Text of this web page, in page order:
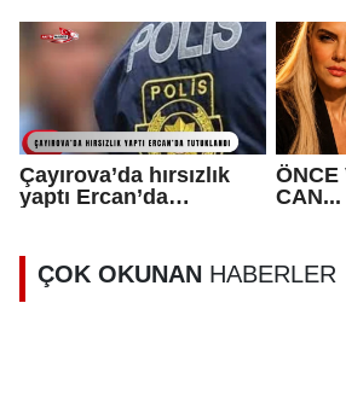
1 tutuklu var
Çayırova’da hırsızlık
yaptı Ercan’da
ÖNCE
CAN...
ÇOK OKUNAN HABERLER